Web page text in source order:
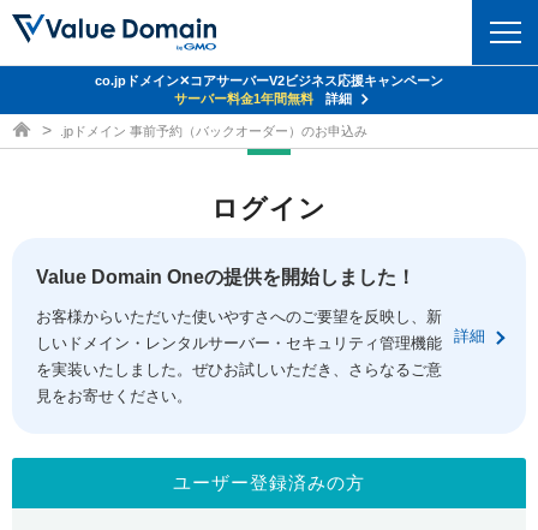
ドメイントップ
ドメイン移管
ドメイン価格一覧
ドメイン一括検索
.jpドメインオークション
gTLDオークション NEW!
コアサーバー
バリューサーバー
XREA
セキュリティトップ
Value Domain ネットde診断
SSL証明書
サービストップ
お得意様割引
facebook
co.jpドメイン✕コアサーバーV2ビジネス応援キャンペーン
サーバー料金1年間無料
詳細
ドメイン取得ならバリュードメイン
.jpドメイン 事前予約（バックオーダー）のお申込み
ログイン
Value Domain Oneの提供を開始しました！
お客様からいただいた使いやすさへのご要望を反映し、新
しいドメイン・レンタルサーバー・セキュリティ管理機能
を実装いたしました。ぜひお試しいただき、さらなるご意
見をお寄せください。
詳細
ユーザー登録済みの方